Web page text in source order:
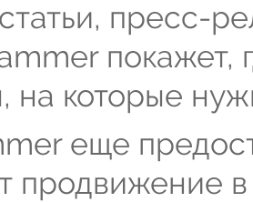
пресс-
покажет,
на которые
еще
продвижение